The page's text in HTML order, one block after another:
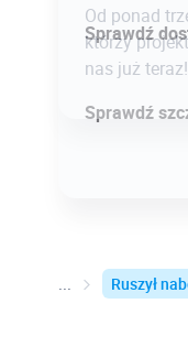
Od ponad
którzy
nas już teraz!
Sprawdź
Sprawdź
Ruszył